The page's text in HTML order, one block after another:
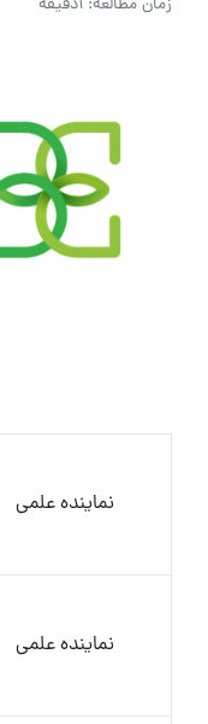
نماینده علمی
نماینده علمی